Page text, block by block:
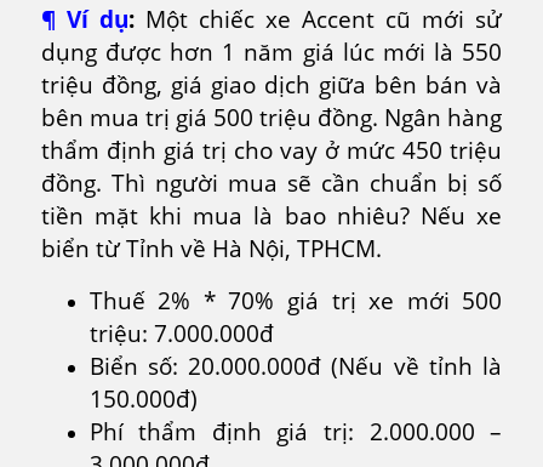
¶ Ví dụ:Một chiếc xe Accent cũ mới sử
dụng được hơn 1 năm giá lúc mới là 550
triệu đồng, giá giao dịch giữa bên bán và
bên mua trị giá 500 triệu đồng. Ngân hàng
thẩm định giá trị cho vay ở mức 450 triệu
đồng. Thì người mua sẽ cần chuẩn bị số
tiền mặt khi mua là bao nhiêu? Nếu xe
biển từ Tỉnh về Hà Nội, TPHCM.
Thuế 2% * 70% giá trị xe mới 500
triệu: 7.000.000đ
Biển số: 20.000.000đ (Nếu về tỉnh là
150.000đ)
Phí thẩm định giá trị: 2.000.000 –